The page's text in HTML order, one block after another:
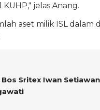
KUHP," jelas Anang.
aset milik ISL dalam
Sritex Iwan